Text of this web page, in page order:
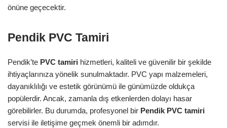
önüne geçecektir.
Pendik PVC Tamiri
Pendik’te PVC tamiri hizmetleri, kaliteli ve güvenilir bir şekilde
ihtiyaçlarınıza yönelik sunulmaktadır. PVC yapı malzemeleri,
dayanıklılığı ve estetik görünümü ile günümüzde oldukça
popülerdir. Ancak, zamanla dış etkenlerden dolayı hasar
görebilirler. Bu durumda, profesyonel bir Pendik PVC tamiri
servisi ile iletişime geçmek önemli bir adımdır.